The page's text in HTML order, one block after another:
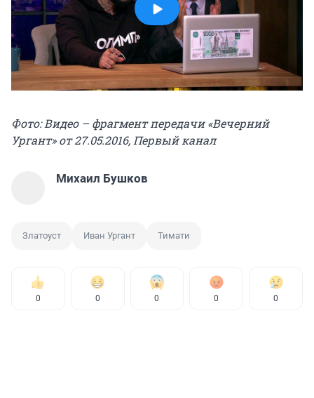
Фото: Видео – фрагмент передачи «Вечерний
Ургант» от 27.05.2016, Первый канал
Михаил Бушков
Златоуст Иван Ургант Тимати
0 0 0 0 0